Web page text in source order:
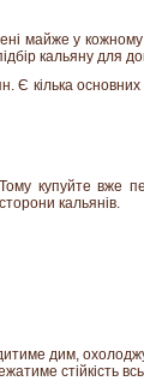
майже у кожному
кальяну для
кілька основних
купуйте вже
кальянів.
дим,
стійкість